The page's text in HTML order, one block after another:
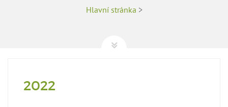
Hlavní stránka >
2022